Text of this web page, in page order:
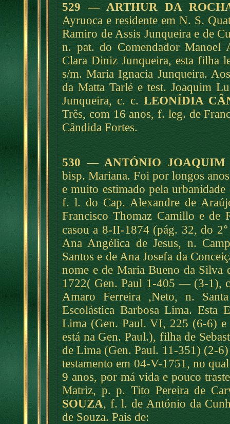
529 — ARTHUR DA
Ayruoca e residente em N. S.
Ramiro de Assis Junqueira e de
n. pat. do Comendador Manoel
Clara Diniz Junqueira, esta filha
s/m. Maria Ignacia Junqueira.
da Matta Tarlé e test. Joaquim
Junqueira, c. c.LEONÍDIA
Três, com 16 anos, f. leg. de
Cândida Fortes.
530 — ANTÓNIO JOAQUIM
bisp. Mariana. Foi por longos
e muito estimado pela
f. l. do Cap. Alexandre de
Francisco Thomaz Camillo e de
casou a 8-II-1874 (pág. 32, do 2°
Ana Angélica de Jesus, n.
Santos e de Ana Josefa da
nome e de Maria Bueno da Silva
1722( Gen. Paul 1-405 — (3-1),
Amaro Ferreira ,Neto, n.
Escolástica Barbosa Lima. Esta
Lima (Gen. Paul. VI, 225 (6-6) e
está na Gen. Paul.), filha de
de Lima (Gen. Paul. 11-351) (2-
testamento em 04-V-1751, no
9 anos, por má vida e pouco
Matriz, p. p. Tito Pereira de
SOUZA, f. l. de António da
de Souza. Pais de: